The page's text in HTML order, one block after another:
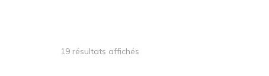
19 résultats affichés